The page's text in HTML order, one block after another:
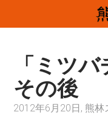
to
「ミツ
その後
2012年6月20日, 熊林